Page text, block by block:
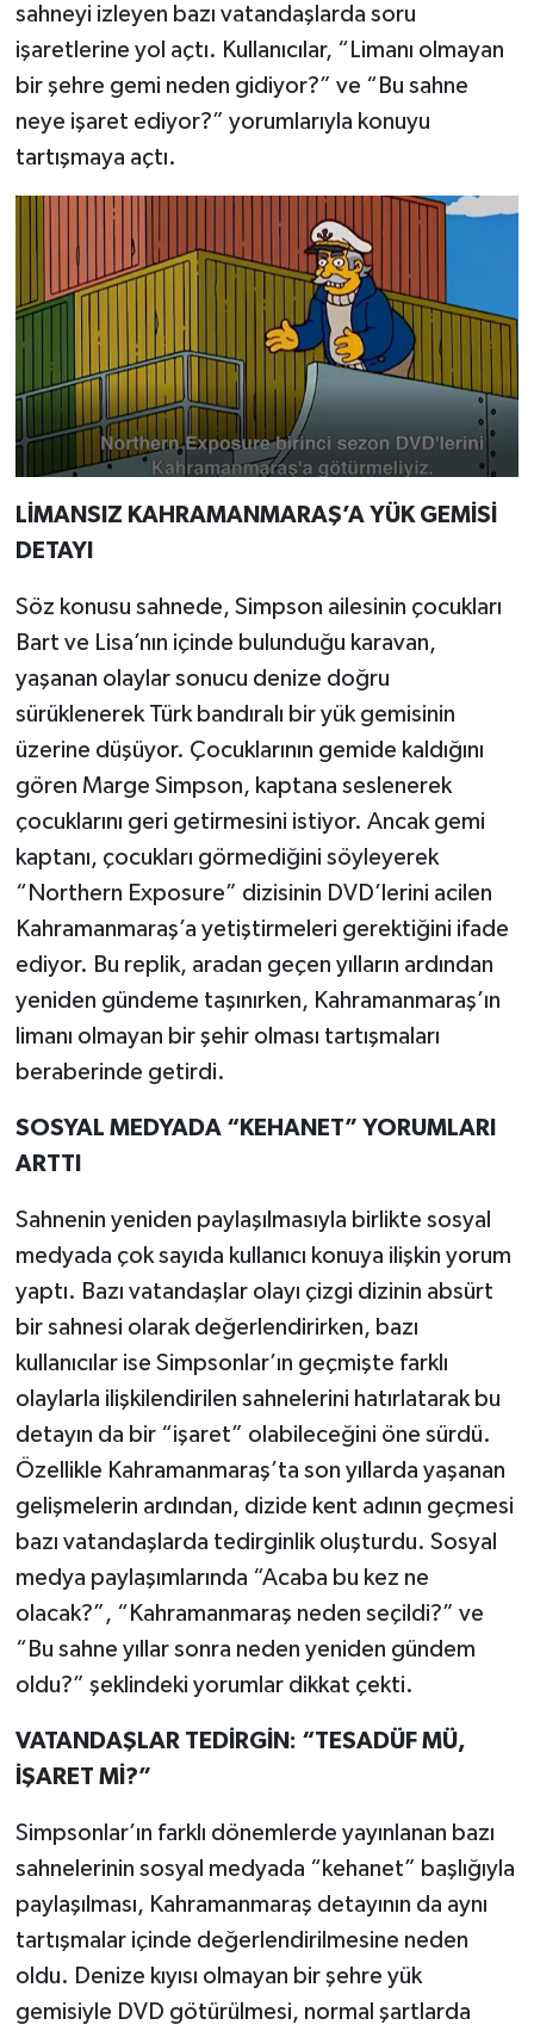
sahneyi izleyen bazı vatandaşlarda soru
işaretlerine yol açtı. Kullanıcılar, “Limanı olmayan
bir şehre gemi neden gidiyor?” ve “Bu sahne
neye işaret ediyor?” yorumlarıyla konuyu
tartışmaya açtı.
LİMANSIZ KAHRAMANMARAŞ’A YÜK GEMİSİ
DETAYI
Söz konusu sahnede, Simpson ailesinin çocukları
Bart ve Lisa’nın içinde bulunduğu karavan,
yaşanan olaylar sonucu denize doğru
sürüklenerek Türk bandıralı bir yük gemisinin
üzerine düşüyor. Çocuklarının gemide kaldığını
gören Marge Simpson, kaptana seslenerek
çocuklarını geri getirmesini istiyor. Ancak gemi
kaptanı, çocukları görmediğini söyleyerek
“Northern Exposure” dizisinin DVD’lerini acilen
Kahramanmaraş’a yetiştirmeleri gerektiğini ifade
ediyor. Bu replik, aradan geçen yılların ardından
yeniden gündeme taşınırken, Kahramanmaraş’ın
limanı olmayan bir şehir olması tartışmaları
beraberinde getirdi.
SOSYAL MEDYADA “KEHANET” YORUMLARI
ARTTI
Sahnenin yeniden paylaşılmasıyla birlikte sosyal
medyada çok sayıda kullanıcı konuya ilişkin yorum
yaptı. Bazı vatandaşlar olayı çizgi dizinin absürt
bir sahnesi olarak değerlendirirken, bazı
kullanıcılar ise Simpsonlar’ın geçmişte farklı
olaylarla ilişkilendirilen sahnelerini hatırlatarak bu
detayın da bir “işaret” olabileceğini öne sürdü.
Özellikle Kahramanmaraş’ta son yıllarda yaşanan
gelişmelerin ardından, dizide kent adının geçmesi
bazı vatandaşlarda tedirginlik oluşturdu. Sosyal
medya paylaşımlarında “Acaba bu kez ne
olacak?”, “Kahramanmaraş neden seçildi?” ve
“Bu sahne yıllar sonra neden yeniden gündem
oldu?” şeklindeki yorumlar dikkat çekti.
VATANDAŞLAR TEDİRGİN: “TESADÜF MÜ,
İŞARET Mİ?”
Simpsonlar’ın farklı dönemlerde yayınlanan bazı
sahnelerinin sosyal medyada “kehanet” başlığıyla
paylaşılması, Kahramanmaraş detayının da aynı
tartışmalar içinde değerlendirilmesine neden
oldu. Denize kıyısı olmayan bir şehre yük
gemisiyle DVD götürülmesi, normal şartlarda